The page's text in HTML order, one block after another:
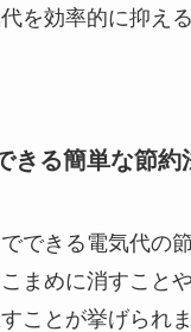
を効率的に抑え
きる簡単な節約
できる電気代の
まめに消すこと
ことが挙げられ